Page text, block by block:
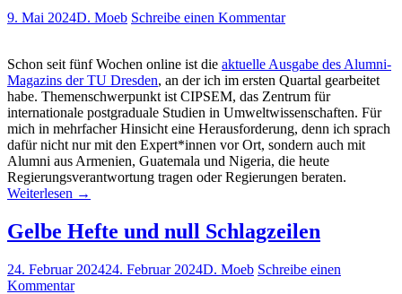
9. Mai 2024D. Moeb Schreibe einen Kommentar
Schon seit fünf Wochen online ist die aktuelle Ausgabe des Alumni-
Magazins der TU Dresden, an der ich im ersten Quartal gearbeitet
habe. Themenschwerpunkt ist CIPSEM, das Zentrum für
internationale postgraduale Studien in Umweltwissenschaften. Für
mich in mehrfacher Hinsicht eine Herausforderung, denn ich sprach
dafür nicht nur mit den Expert*innen vor Ort, sondern auch mit
Alumni aus Armenien, Guatemala und Nigeria, die heute
Regierungsverantwortung tragen oder Regierungen beraten.
Weiterlesen →
Gelbe Hefte und null Schlagzeilen
24. Februar 202424. Februar 2024D. Moeb Schreibe einen
Kommentar